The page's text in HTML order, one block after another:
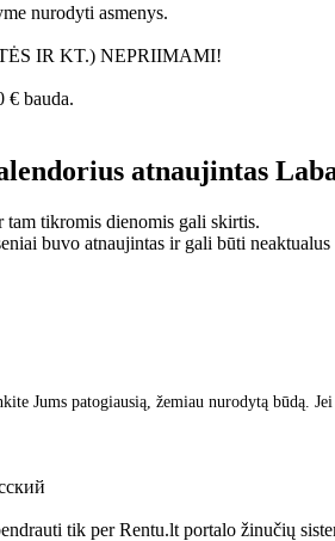
nurodyti asmenys.
IR KT.) NEPRIIMAMI!
€ bauda.
atnaujintas
tam tikromis dienomis gali skirtis.
buvo atnaujintas ir gali būti neaktualus
Jums patogiausią, žemiau nurodytą būdą.
tik per Rentu.lt portalo žinučių